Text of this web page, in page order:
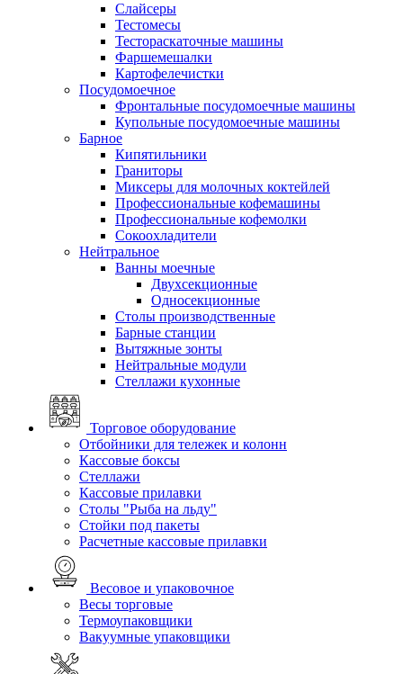
Слайсеры
Тестомесы
Тестораскаточные машины
Фаршемешалки
Картофелечистки
Посудомоечное
Фронтальные посудомоечные машины
Купольные посудомоечные машины
Барное
Кипятильники
Граниторы
Миксеры для молочных коктейлей
Профессиональные кофемашины
Профессиональные кофемолки
Сокоохладители
Нейтральное
Ванны моечные
Двухсекционные
Односекционные
Столы производственные
Барные станции
Вытяжные зонты
Нейтральные модули
Стеллажи кухонные
Торговое оборудование
Отбойники для тележек и колонн
Кассовые боксы
Стеллажи
Кассовые прилавки
Столы "Рыба на льду"
Стойки под пакеты
Расчетные кассовые прилавки
Весовое и упаковочное
Весы торговые
Термоупаковщики
Вакуумные упаковщики